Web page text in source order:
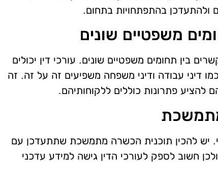
ולהתעדכן בהתפתחויות בתחום.
משפטיים שונים
בין תחומים משפטיים שונים. עורכי דין יכולים
דיני עבודה ודיני משפחה משפיעים זה על זה. זה
להציע פתרונות כוללים ללקוחותיהם.
יש להכין תוכנית הכשרה מתמשכת שתתעדכן עם
חשוב לספק לעורכי הדין גישה למידע עדכני